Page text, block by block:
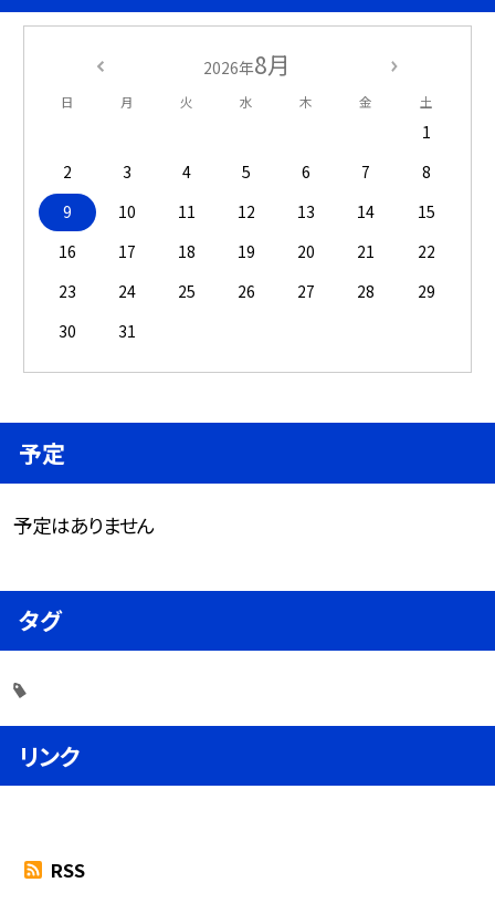
2026年8月
日 月 火 水 木 金 土
1
2
3 4 5 6 7
8
9
10 11 12 13 14
15
16
17 18 19 20 21
22
23
24 25 26 27 28
29
30
31
予定
予定はありません
タグ
リンク
RSS